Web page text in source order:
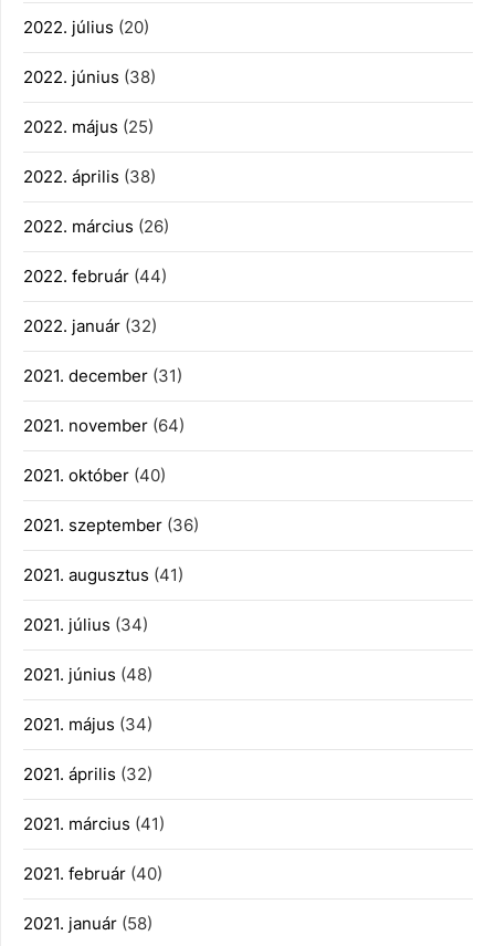
2022. július (20)
2022. június (38)
2022. május (25)
2022. április (38)
2022. március (26)
2022. február (44)
2022. január (32)
2021. december (31)
2021. november (64)
2021. október (40)
2021. szeptember (36)
2021. augusztus (41)
2021. július (34)
2021. június (48)
2021. május (34)
2021. április (32)
2021. március (41)
2021. február (40)
2021. január (58)